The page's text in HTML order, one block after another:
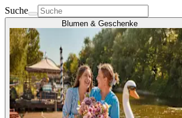
Suche
Blumen & Geschenke